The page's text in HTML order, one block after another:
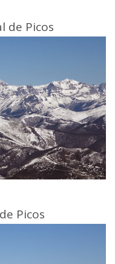
de Picos
Picos